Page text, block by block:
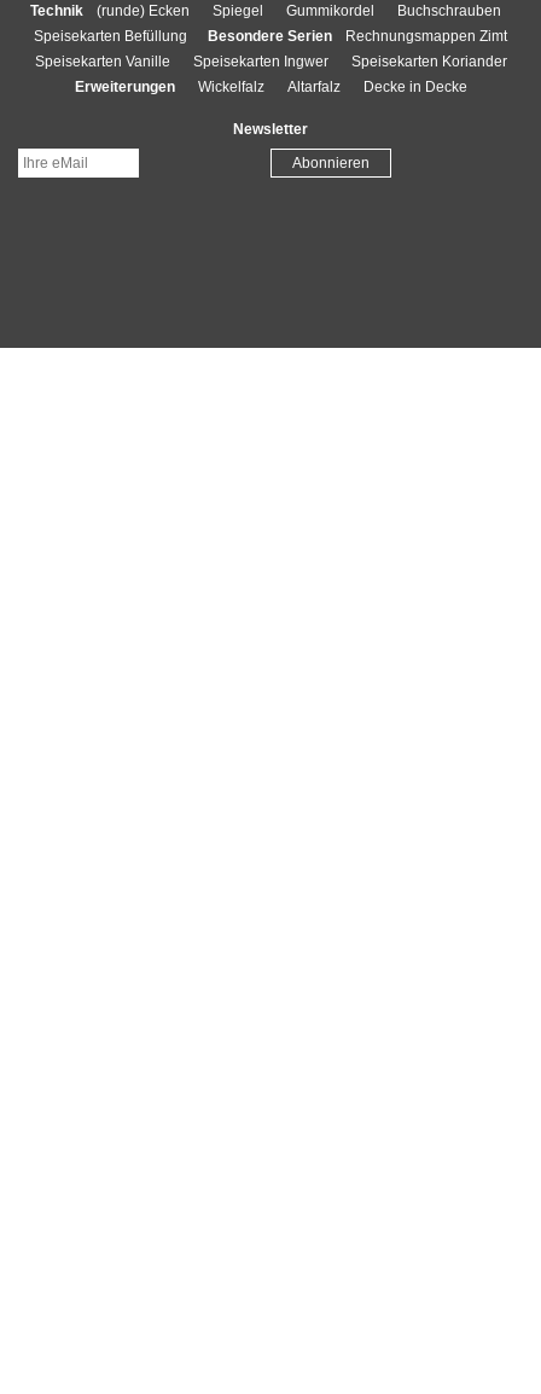
Technik
(runde) Ecken Spiegel Gummikordel
Buchschrauben
Speisekarten Befüllung
Besondere Serien
Rechnungsmappen Zimt
Speisekarten Vanille
Speisekarten Ingwer
Speisekarten Koriander
Erweiterungen
Wickelfalz Altarfalz Decke in Decke
Newsletter